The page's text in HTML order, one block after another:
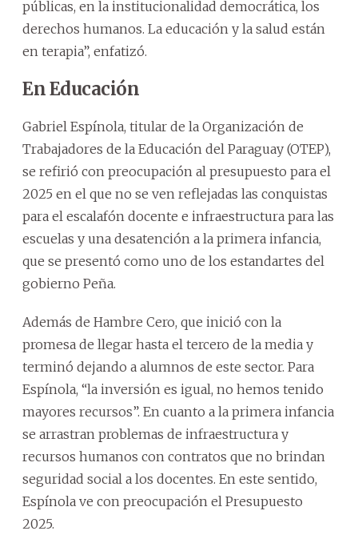
públicas, en la institucionalidad democrática, los
derechos humanos. La educación y la salud están
en terapia”, enfatizó.
En Educación
Gabriel Espínola, titular de la Organización de
Trabajadores de la Educación del Paraguay (OTEP),
se refirió con preocupación al presupuesto para el
2025 en el que no se ven reflejadas las conquistas
para el escalafón docente e infraestructura para las
escuelas y una desatención a la primera infancia,
que se presentó como uno de los estandartes del
gobierno Peña.
Además de Hambre Cero, que inició con la
promesa de llegar hasta el tercero de la media y
terminó dejando a alumnos de este sector. Para
Espínola, “la inversión es igual, no hemos tenido
mayores recursos”. En cuanto a la primera infancia
se arrastran problemas de infraestructura y
recursos humanos con contratos que no brindan
seguridad social a los docentes. En este sentido,
Espínola ve con preocupación el Presupuesto
2025.